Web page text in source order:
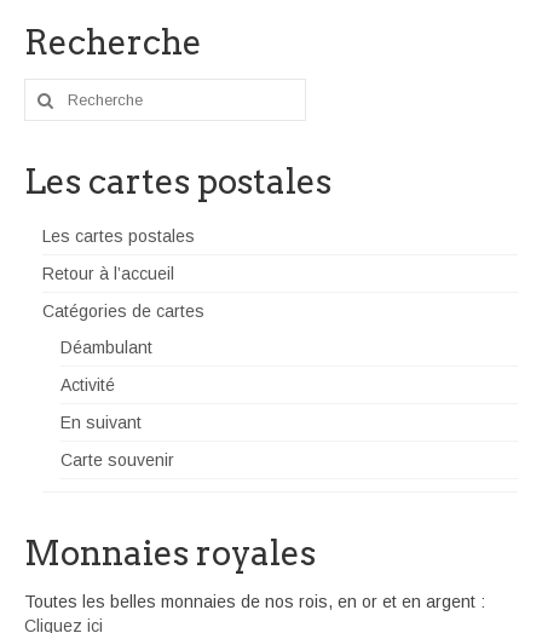
Recherche
Rechercher
Les cartes postales
Les cartes postales
Retour à l’accueil
Catégories de cartes
Déambulant
Activité
En suivant
Carte souvenir
Monnaies royales
Toutes les belles monnaies de nos rois, en or et en argent :
Cliquez ici